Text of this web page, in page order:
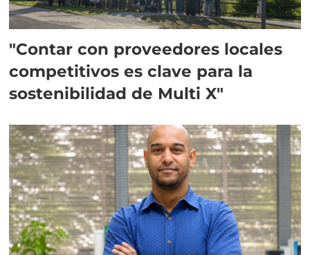
"Contar con proveedores locales
competitivos es clave para la
sostenibilidad de Multi X"